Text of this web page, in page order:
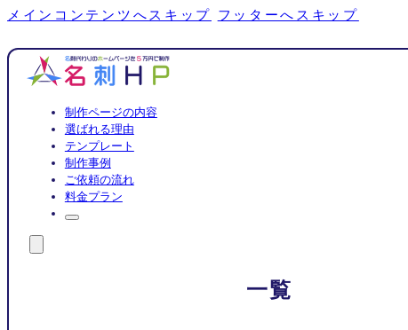
メインコンテンツへスキップ フッターへスキップ
制作ページの内容
選ばれる理由
テンプレート
制作事例
ご依頼の流れ
料金プラン
一覧